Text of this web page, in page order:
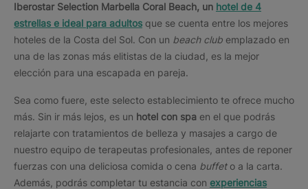
Iberostar Selection Marbella Coral Beach, un hotel de 4
estrellas e ideal para adultos que se cuenta entre los mejores
hoteles de la Costa del Sol. Con un beach club emplazado en
una de las zonas más elitistas de la ciudad, es la mejor
elección para una escapada en pareja.
Sea como fuere, este selecto establecimiento te ofrece mucho
más. Sin ir más lejos, es un hotel con spa en el que podrás
relajarte con tratamientos de belleza y masajes a cargo de
nuestro equipo de terapeutas profesionales, antes de reponer
fuerzas con una deliciosa comida o cena buffeto a la carta.
Además, podrás completar tu estancia con experiencias